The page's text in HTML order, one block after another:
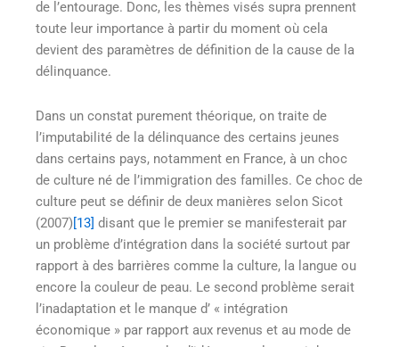
de l’entourage. Donc, les thèmes visés supra prennent
toute leur importance à partir du moment où cela
devient des paramètres de définition de la cause de la
délinquance.
Dans un constat purement théorique, on traite de
l’imputabilité de la délinquance des certains jeunes
dans certains pays, notamment en France, à un choc
de culture né de l’immigration des familles. Ce choc de
culture peut se définir de deux manières selon Sicot
(2007)[13] disant que le premier se manifesterait par
un problème d’intégration dans la société surtout par
rapport à des barrières comme la culture, la langue ou
encore la couleur de peau. Le second problème serait
l’inadaptation et le manque d’ « intégration
économique » par rapport aux revenus et au mode de